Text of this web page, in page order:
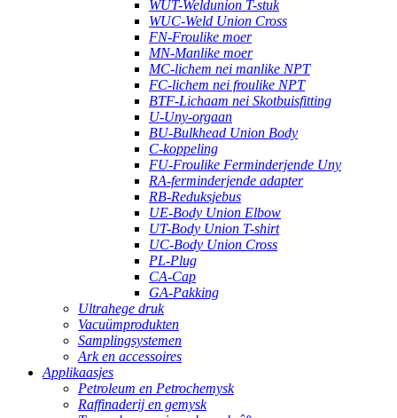
WUT-Weldunion T-stuk
WUC-Weld Union Cross
FN-Froulike moer
MN-Manlike moer
MC-lichem nei manlike NPT
FC-lichem nei froulike NPT
BTF-Lichaam nei Skotbuisfitting
U-Uny-orgaan
BU-Bulkhead Union Body
C-koppeling
FU-Froulike Ferminderjende Uny
RA-ferminderjende adapter
RB-Reduksjebus
UE-Body Union Elbow
UT-Body Union T-shirt
UC-Body Union Cross
PL-Plug
CA-Cap
GA-Pakking
Ultrahege druk
Vacuümprodukten
Samplingsystemen
Ark en accessoires
Applikaasjes
Petroleum en Petrochemysk
Raffinaderij en gemysk